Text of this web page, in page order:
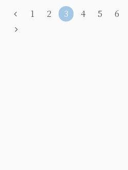
1 2 3 4 5 6